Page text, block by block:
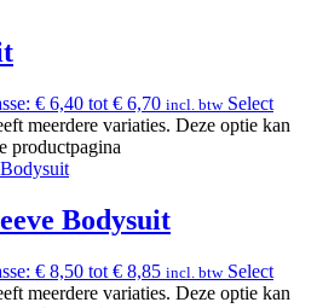
€ 6,40 tot € 6,70 incl. btw Select
meerdere variaties. Deze optie kan
productpagina
Bodysuit
€ 8,50 tot € 8,85 incl. btw Select
meerdere variaties. Deze optie kan